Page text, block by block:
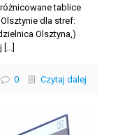
tablice
dla stref:
Olsztyna,)
0 Czytaj dalej